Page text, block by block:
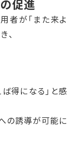
促進
者が「また来よ
、
得になる」と感
の誘導が可能に